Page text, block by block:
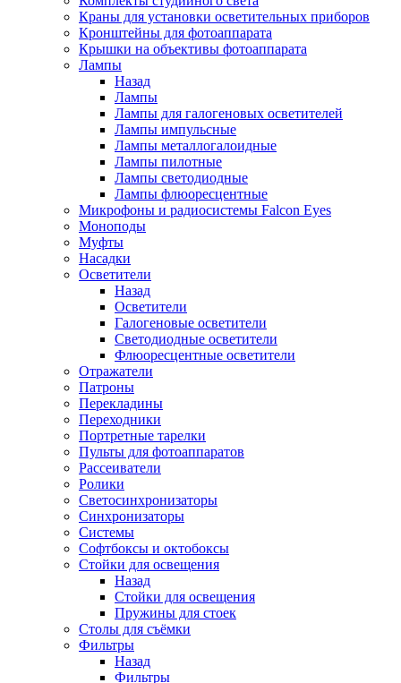
Краны для установки осветительных приборов
Кронштейны для фотоаппарата
Крышки на объективы фотоаппарата
Лампы
Назад
Лампы
Лампы для галогеновых осветителей
Лампы импульсные
Лампы металлогалоидные
Лампы пилотные
Лампы светодиодные
Лампы флюоресцентные
Микрофоны и радиосистемы Falcon Eyes
Моноподы
Муфты
Насадки
Осветители
Назад
Осветители
Галогеновые осветители
Светодиодные осветители
Флюоресцентные осветители
Отражатели
Патроны
Перекладины
Переходники
Портретные тарелки
Пульты для фотоаппаратов
Рассеиватели
Ролики
Светосинхронизаторы
Синхронизаторы
Системы
Софтбоксы и октобоксы
Стойки для освещения
Назад
Стойки для освещения
Пружины для стоек
Столы для съёмки
Фильтры
Назад
Фильтры